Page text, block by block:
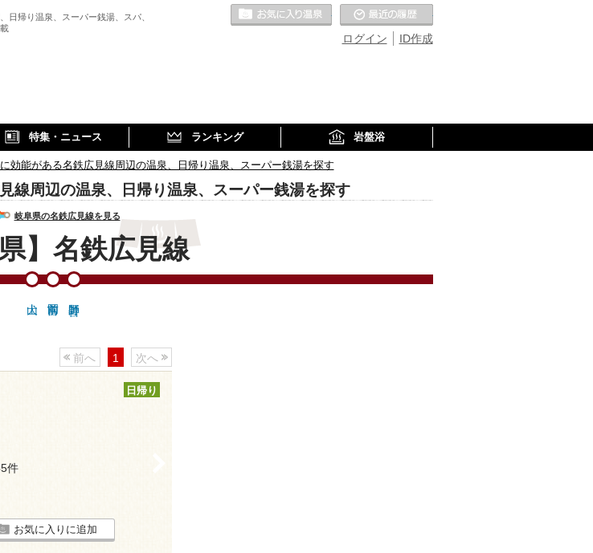
日帰り温泉、スーパー銭湯、スパ、
ID作成
ログイン
お気に入りの温泉
特集・ニュース ランキング 岩盤浴
効能がある名鉄広見線周辺の温泉、日帰り温泉、スーパー銭湯を探す
線周辺の温泉、日帰り温泉、スーパー銭湯を探す
岐阜県の名鉄広見線を見る
】名鉄広見線
前へ 1 次へ
日帰り
件
お気に入りに追加